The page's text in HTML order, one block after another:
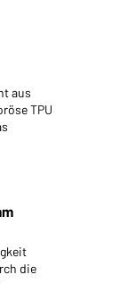
aus
TPU
die